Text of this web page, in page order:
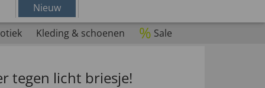
Nieuw
Kleding & schoenen % Sale
tegen licht briesje!